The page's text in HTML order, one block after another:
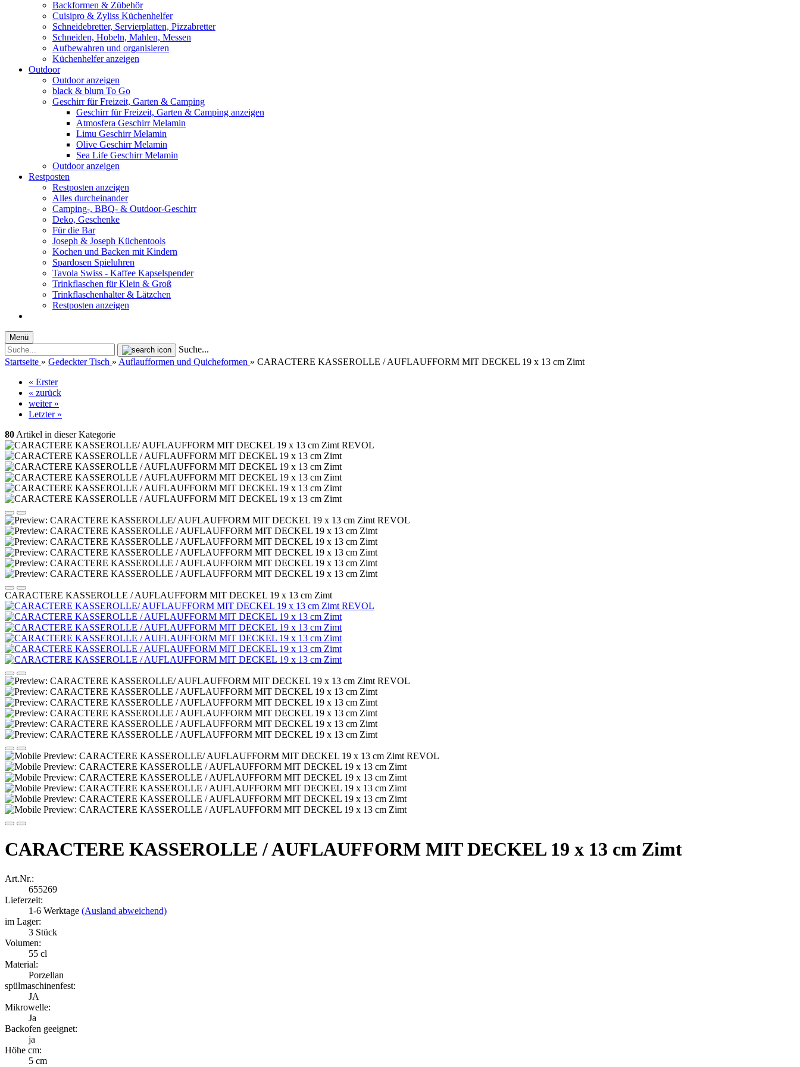
Backformen & Zübehör
Cuisipro & Zyliss Küchenhelfer
Schneidebretter, Servierplatten, Pizzabretter
Schneiden, Hobeln, Mahlen, Messen
Aufbewahren und organisieren
Küchenhelfer anzeigen
Outdoor
Outdoor anzeigen
black & blum To Go
Geschirr für Freizeit, Garten & Camping
Geschirr für Freizeit, Garten & Camping anzeigen
Atmosfera Geschirr Melamin
Limu Geschirr Melamin
Olive Geschirr Melamin
Sea Life Geschirr Melamin
Outdoor anzeigen
Restposten
Restposten anzeigen
Alles durcheinander
Camping-, BBQ- & Outdoor-Geschirr
Deko, Geschenke
Für die Bar
Joseph & Joseph Küchentools
Kochen und Backen mit Kindern
Spardosen Spieluhren
Tavola Swiss - Kaffee Kapselspender
Trinkflaschen für Klein & Groß
Trinkflaschenhalter & Lätzchen
Restposten anzeigen
Menü
Suche...
Startseite » Gedeckter Tisch » Auflaufformen und Quicheformen » CARACTERE KASSEROLLE / AUFLAUFFORM MIT DECKEL 19 x 13 cm Zimt
« Erster
« zurück
weiter »
Letzter »
80 Artikel in dieser Kategorie
CARACTERE KASSEROLLE / AUFLAUFFORM MIT DECKEL 19 x 13 cm Zimt
CARACTERE KASSEROLLE / AUFLAUFFORM MIT DECKEL 19 x 13 cm Zimt
Art.Nr.:
655269
Lieferzeit:
1-6 Werktage (Ausland abweichend)
im Lager:
3 Stück
Volumen:
55 cl
Material:
Porzellan
spülmaschinenfest:
JA
Mikrowelle:
Ja
Backofen geeignet:
ja
Höhe cm:
5 cm